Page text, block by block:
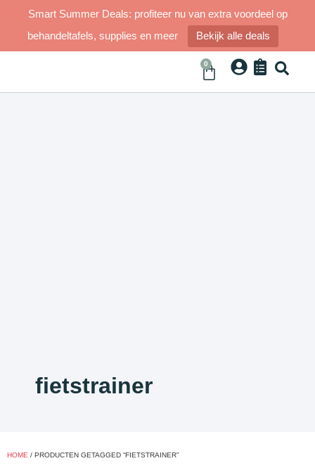
Smart Summer Deals: profiteer nu van extra voordeel op
behandeltafels, supplies en meer
Bekijk alle deals
0
fietstrainer
HOME / PRODUCTEN GETAGGED “FIETSTRAINER”